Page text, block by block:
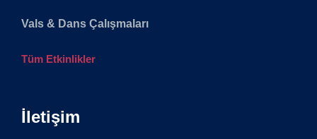
Vals & Dans Çalışmaları
Tüm Etkinlikler
İletişim